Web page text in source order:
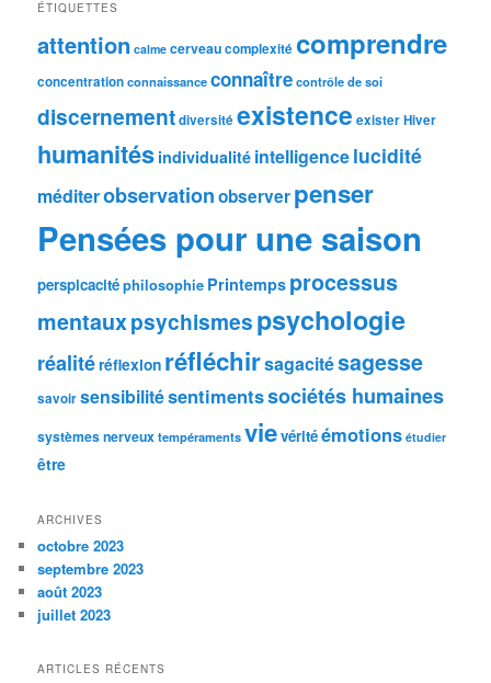
ÉTIQUETTES
attention calme cerveaucomplexité comprendre
concentrationconnaissanceconnaîtrecontrôle de soi
discernementdiversité existence existerHiver
humanités individualité intelligencelucidité
méditerobservationobserverpenser
Pensées pour une saison
perspicacitéphilosophie Printemps processus
mentauxpsychismespsychologie
réalitéréflexion réfléchirsagacitésagesse
savoirsensibilitésentimentssociétés humaines
systèmes nerveuxtempéramentsvievéritéémotions étudier
être
ARCHIVES
octobre 2023
septembre 2023
août 2023
juillet 2023
ARTICLES RÉCENTS